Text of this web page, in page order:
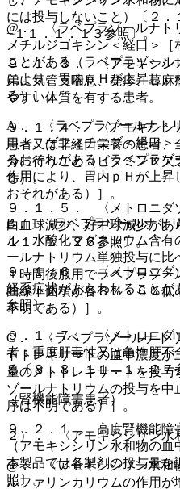
@． 〈ラベプラゾールナト
メチルジゴキシン＜経口＞
ことがある（ラベプラゾー
により、胃内ｐＨが上昇し、
る）］。
A． 〈ラベプラゾールナト
口＞、ゲフィチニブ＜経口
るおそれがある（ラベプラゾ
作用により、胃内ｐＨが上昇
おそれがある）］。
B． 〈ラベプラゾールナト
ル・水酸化マグネシウム含
ールナトリウム単独投与に
１時間後服用でラベプラゾ
曲線下面積が各８％・６％
不明である）］。
C． 〈ラベプラゾールナト
トトレキサートの血中濃度
量のメトトレキサートを投与
ゾールナトリウムの投与を
序は不明である）］。
２）． 〈アモキシシリン水
@． 〈アモキシシリン水和
ルファリンカリウムの作用
には投与しないこと）〔２．
−１１．１．１３参照〕。
９．１．３． 〈アモキシシ
弟に気管支喘息、発疹、蕁
やすい体質を有する患者。
９．１．４． 〈アモキシシ
患者又は非経口栄養の患者
分に行うこと（ビタミンＫ
る）。
９．１．５． 〈メトロニダ
白血球減少、好中球減少があ
１１．１．２６参照〕。
９．１．６． 〈メトロニダ
経系症状があらわれること
参照〕。
９．１．７． 〈メトロニダ
者：重度肝毒性又は急性肝
る〔８．８、１１．１．２７
（腎機能障害患者）
９．２．１． 高度腎機能障
（アモキシシリン水和物の
本製品では各製剤の投与量を
照〕。